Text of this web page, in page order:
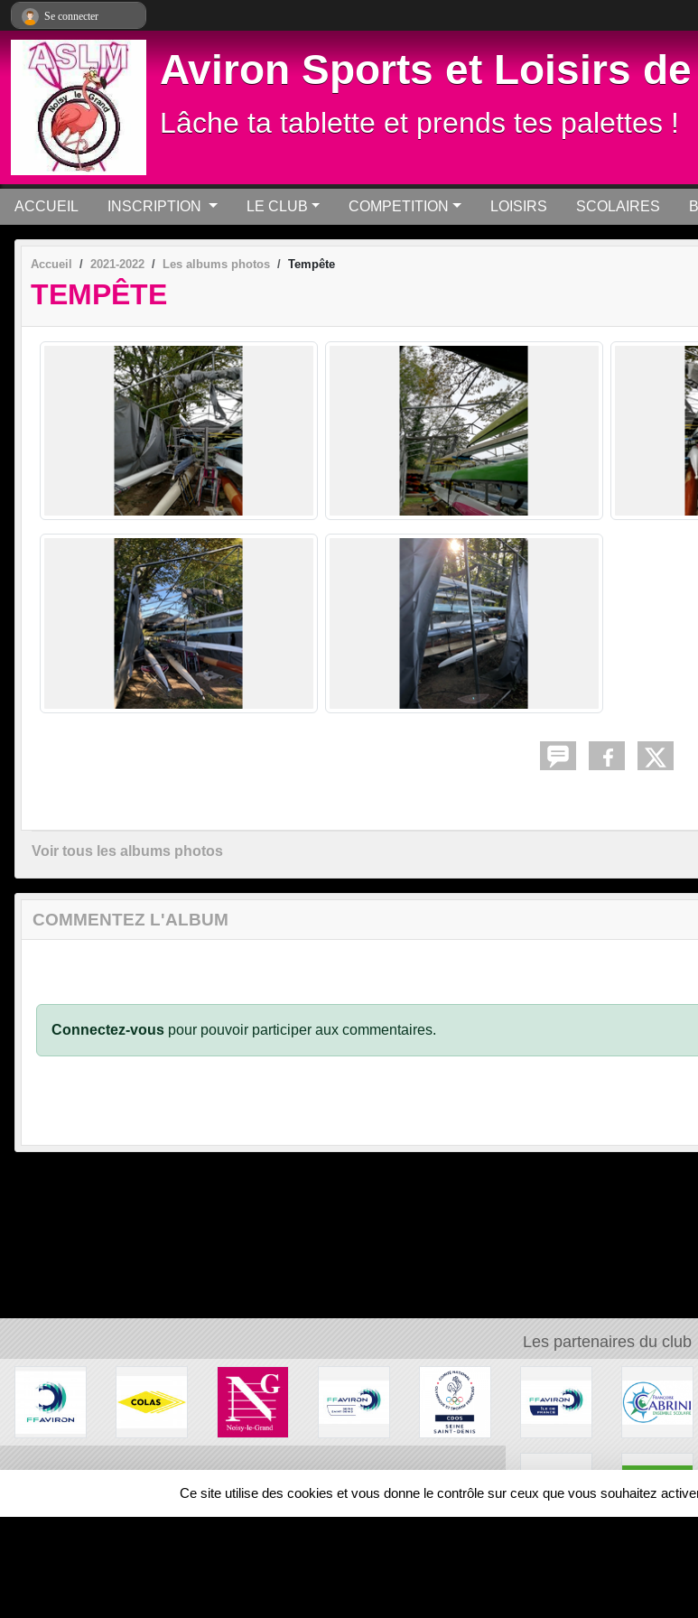
Aviron Sports et Loisirs
Lâche ta tablette et prends tes palettes !
ACCUEIL INSCRIPTION LE CLUB COMPETITION LOISIRS SCOLAIRES
Accueil 2021-2022 Les albums photos Tempête
TEMPÊTE
Voir tous les albums photos
COMMENTEZ L'ALBUM
Connectez-vous pour pouvoir participer aux commentaires.
Les partenaires du club
Se connecter
Panneau de gestion des cookies
Ce site utilise des cookies et vous donne le contrôle sur ceux que vous souhaitez